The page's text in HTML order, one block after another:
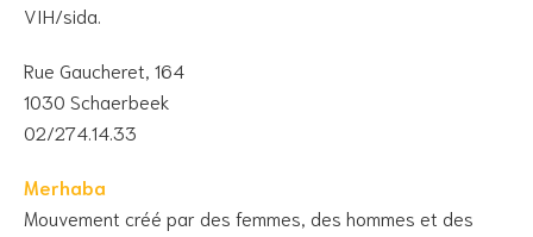
VIH/sida.
Rue Gaucheret, 164
1030 Schaerbeek
02/274.14.33
Merhaba
Mouvement créé par des femmes, des hommes et des